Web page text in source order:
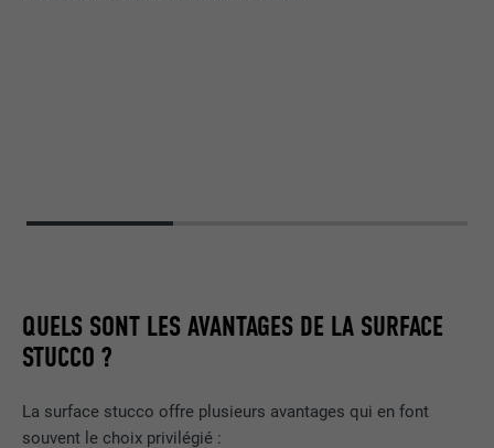
QUELS SONT LES AVANTAGES DE LA SURFACE
STUCCO ?
La surface stucco offre plusieurs avantages qui en font
souvent le choix privilégié :